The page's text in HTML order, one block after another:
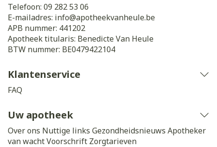
Telefoon: 09 282 53 06
E-mailadres: info@apotheekvanheule.be
APB nummer: 441202
Apotheek titularis: Benedicte Van Heule
BTW nummer: BE0479422104
Klantenservice
FAQ
Uw apotheek
Over ons Nuttige links Gezondheidsnieuws Apotheker
van wachtVoorschrift Zorgtarieven